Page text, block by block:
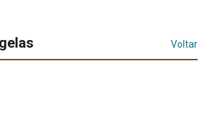
Voltar